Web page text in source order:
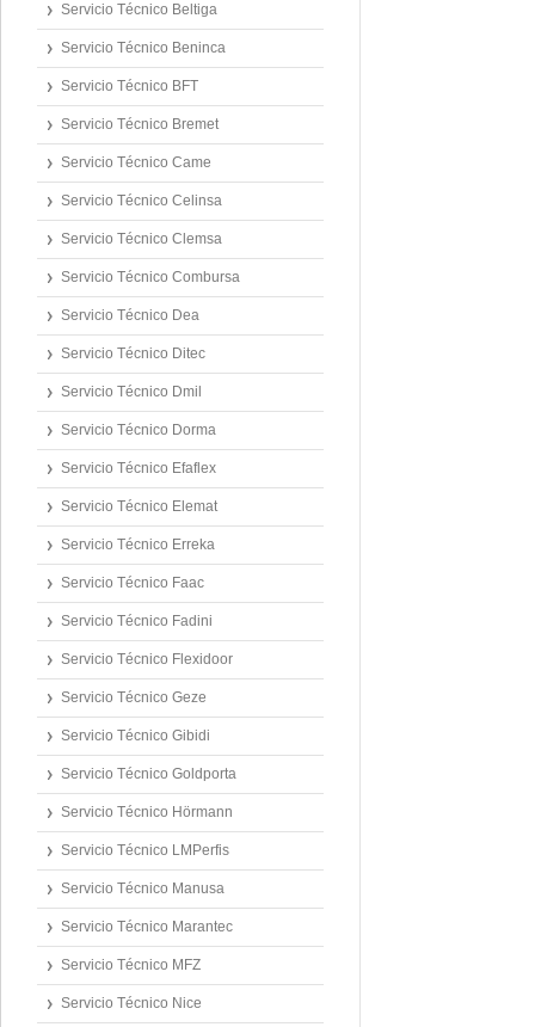
Servicio Técnico Beltiga
Servicio Técnico Beninca
Servicio Técnico BFT
Servicio Técnico Bremet
Servicio Técnico Came
Servicio Técnico Celinsa
Servicio Técnico Clemsa
Servicio Técnico Combursa
Servicio Técnico Dea
Servicio Técnico Ditec
Servicio Técnico Dmil
Servicio Técnico Dorma
Servicio Técnico Efaflex
Servicio Técnico Elemat
Servicio Técnico Erreka
Servicio Técnico Faac
Servicio Técnico Fadini
Servicio Técnico Flexidoor
Servicio Técnico Geze
Servicio Técnico Gibidi
Servicio Técnico Goldporta
Servicio Técnico Hörmann
Servicio Técnico LMPerfis
Servicio Técnico Manusa
Servicio Técnico Marantec
Servicio Técnico MFZ
Servicio Técnico Nice